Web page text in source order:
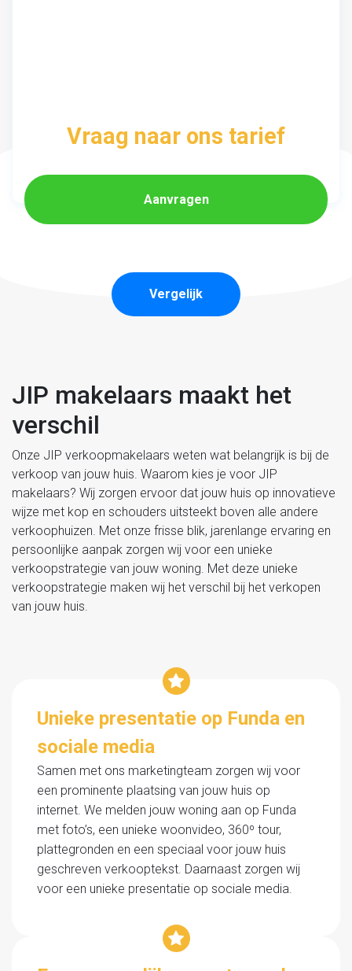
Vraag naar ons tarief
Aanvragen
Vergelijk
JIP makelaars maakt het
verschil
Onze JIP verkoopmakelaars weten wat belangrijk is bij de
verkoop van jouw huis. Waarom kies je voor JIP
makelaars? Wij zorgen ervoor dat jouw huis op innovatieve
wijze met kop en schouders uitsteekt boven alle andere
verkoophuizen. Met onze frisse blik, jarenlange ervaring en
persoonlijke aanpak zorgen wij voor een unieke
verkoopstrategie van jouw woning. Met deze unieke
verkoopstrategie maken wij het verschil bij het verkopen
van jouw huis.
Unieke presentatie op Funda en
sociale media
Samen met ons marketingteam zorgen wij voor
een prominente plaatsing van jouw huis op
internet. We melden jouw woning aan op Funda
met foto’s, een unieke woonvideo, 360º tour,
plattegronden en een speciaal voor jouw huis
geschreven verkooptekst. Daarnaast zorgen wij
voor een unieke presentatie op sociale media.